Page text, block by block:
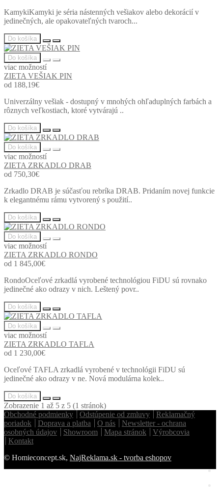
KamykiKamyki je séria nástenných vešiakov alebo dekorácií v
jedinečných, ale opakovateľných tvaroch...
Do košíka
Do košíka
viac možností
ZIETA VEŠIAK PIN
od 188,19€
Univerzálny vešiak - dostupný v mnohých ohľaduplných farbách a
rôznych veľkostiach, ktoré vytvárajú ..
Do košíka
Do košíka
viac možností
ZIETA ZRKADLO DRAB
od 750,30€
Zrkadlo DRAB je súčasťou rebríka DRAB. Pridaním novej funkcie
k elegantnému rámu vytvorený s použití..
Do košíka
Do košíka
viac možností
ZIETA ZRKADLO RONDO
od 1 845,00€
RondoOceľové zrkadlá vyrobené technológiou FiDU sú rovnako
jedinečné ako odrazy v nich. Leštený povr..
Do košíka
Do košíka
viac možností
ZIETA ZRKADLO TAFLA
od 1 230,00€
Oceľové TAFLA zrkadlá vyrobené v technológii FiDU sú
jedinečné ako odrazy v ne. Nová modulárna kolek..
Do košíka
Zobrazenie 1 až 5 z 5 (1 stránok)
Obchodné podmienky
Odstúpenie od zmluvy
Reklamačný
poriadok
Doprava a platba O nás
Newsletter - ochrana
osobných údajov
Showroom Mapa stránok
Výrobcovia
Kontakt
© Homieconcept.sk, NajReklama.sk - tvorba eshopov
Homie Asistent